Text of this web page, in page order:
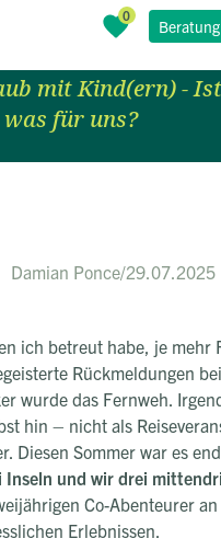
Beratung
Mit Kind auf
mit Kind(ern) -
was für uns?
Damian Ponce/29.07.2025
ich betreut habe, je mehr
Rückmeldungen
wurde das Fernweh.
hin – nicht als
Diesen Sommer war es
Inseln und wir drei
Co-Abenteurer
Erlebnissen.